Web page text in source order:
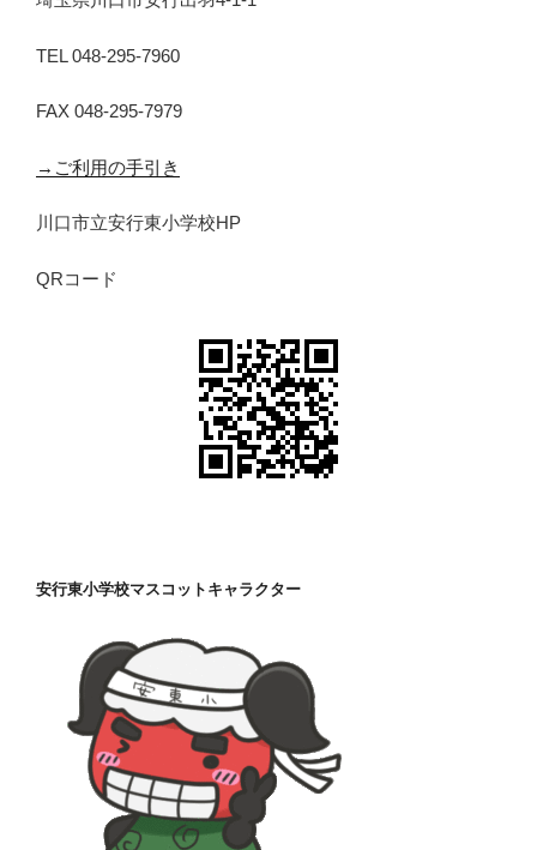
TEL 048-295-7960
FAX 048-295-7979
→ご利用の手引き
川口市立安行東小学校HP
QRコード
安行東小学校マスコットキャラクター